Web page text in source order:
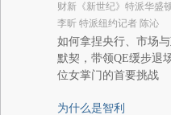
财新《新世纪》特派华盛
李昕 特派纽约记者 陈沁
如何拿捏央行、市场
默契，带领QE缓步退
位女掌门的首要挑战
为什么是智利